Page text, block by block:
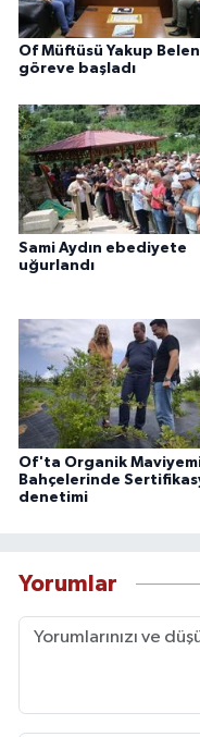
Of Müftüsü Yakup Belen
göreve başladı
Sami Aydın ebediyete
uğurlandı
Of'ta Organik
Bahçelerinde
denetimi
Yorumlar